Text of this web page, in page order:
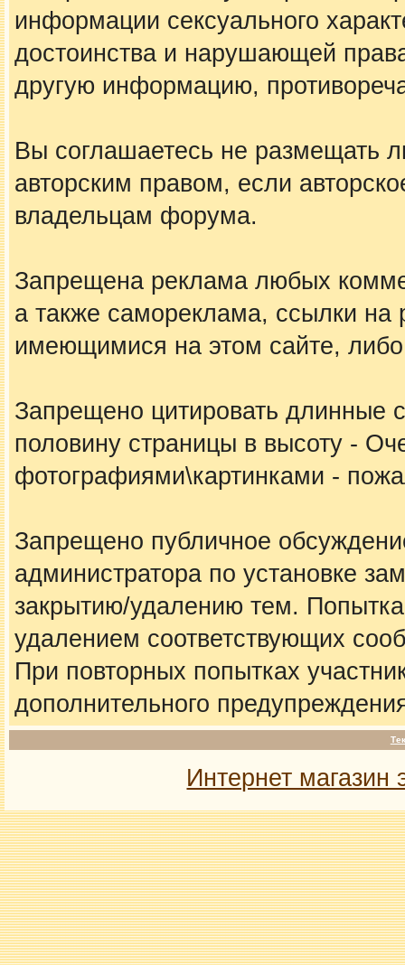
информации сексуального
достоинства и нарушающей
другую информацию,
Вы соглашаетесь не
авторским правом, если
владельцам форума.
Запрещена реклама любых
а также самореклама, ссылки
имеющимися на этом сайте,
Запрещено цитировать
половину страницы в высоту -
фотографиями\картинками -
Запрещено публичное
администратора по установке
закрытию/удалению тем.
удалением соответствующих
При повторных попытках
дополнительного
Интернет